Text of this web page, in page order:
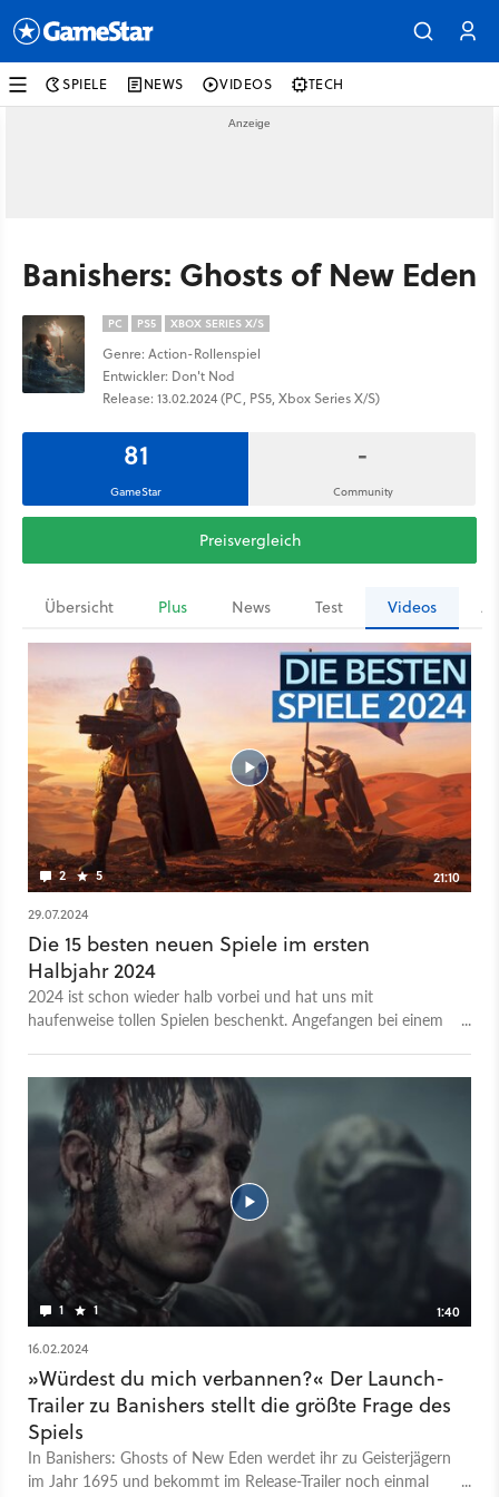
SPIELE NEWS VIDEOS TECH
Banishers: Ghosts of New Eden
PC PS5 XBOX SERIES X/S
Genre: Action-Rollenspiel
Entwickler: Don't Nod
Release: 13.02.2024 (PC, PS5, Xbox Series X/S)
81
GameStar
-
Community
Preisvergleich
Übersicht Plus News Test Videos
2 5
21:10
29.07.2024
Die 15 besten neuen Spiele im ersten
Halbjahr 2024
2024 ist schon wieder halb vorbei und hat uns mit
haufenweise tollen Spielen beschenkt. Angefangen bei einem
großen Anklang in der Community gefunden hat. Weil es so
viele tolle Spiele 2024 gibt, konzentrieren wir uns in dieser
Liste entsprechend auf wirklich auf komplett neue Titel.
Entsprechend werdet ihr hier keine Remaster oder Remakes
finden. Los geht's!
1 1
1:40
16.02.2024
»Würdest du mich verbannen?« Der Launch-
Trailer zu Banishers stellt die größte Frage des
Spiels
In Banishers: Ghosts of New Eden werdet ihr zu Geisterjägern
im Jahr 1695 und bekommt im Release-Trailer noch einmal